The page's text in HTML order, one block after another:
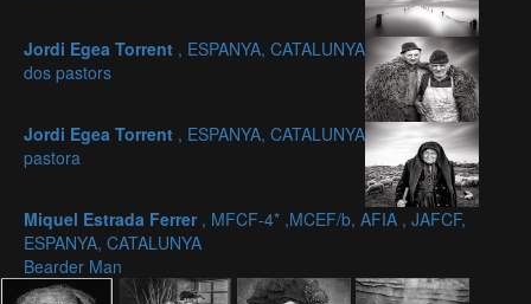
Jordi Egea Torrent , ESPANYA, CATALUNYA
dos pastors
Jordi Egea Torrent , ESPANYA, CATALUNYA
pastora
Miquel Estrada Ferrer , MFCF-4* ,MCEF/b, AFIA , JAFCF,
ESPANYA, CATALUNYA
Bearder Man